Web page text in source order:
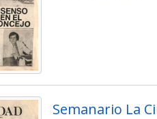
Semanario La